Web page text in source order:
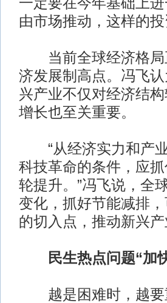
由市场推动，这样的
当前全球经济格局
济发展制高点。冯飞
兴产业不仅对经济结
增长也至关重要。
“从经济实力和产业
科技革命的条件，应
轮提升。”冯飞说，全
变化，抓好节能减排
的切入点，推动新兴
民生热点问题“加
越是困难时，越要